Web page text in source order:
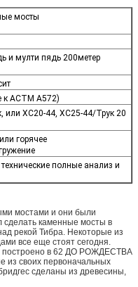
мосты
и мулти пядь 200метер
к АСТМ А572)
или ХС20-44, ХС25-44/Трук 20
горячее
полные анализ и
мостами и они были
каменные мосты в
рекой Тибра. Некоторые из
все еще стоят сегодня.
построено в 62 ДО РОЖДЕСТВА
своих первоначальных
сделаны из древесины,